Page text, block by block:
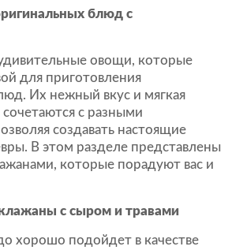
блюд с
овощи, которые
для приготовления
Их нежный вкус и мягкая
с разными
создавать настоящие
В этом разделе представлены
которые порадуют вас и
с сыром и травами
хорошо подойдет в качестве